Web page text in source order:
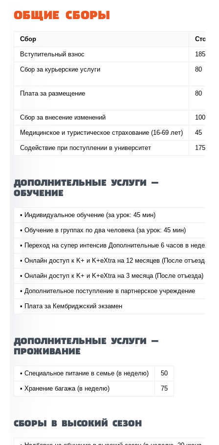
ОБЩИЕ СБОРЫ
Сбор
Вступительный взнос 185
Сбор за курьерские услуги 80
Плата за размещение 80
Сбор за внесение изменений 100
Медицинское и туристическое страхование (16-69 лет) 45
Содействие при поступлении в университет 175
ДОПОЛНИТЕЛЬНЫЕ УСЛУГИ —
ОБУЧЕНИЕ
• Индивидуальное обучение (за урок: 45 мин)
• Обучение в группах по два человека (за урок: 45 мин)
• Переход на супер интенсив Дополнительные 6 часов в неделю
• Онлайн доступ к K+ и K+eXtra на 12 месяцев (После отъезда)
• Онлайн доступ к K+ и K+eXtra на 3 месяца (После отъезда)
• Дополнительное поступление в партнерское учреждение
• Плата за Кембриджский экзамен
ДОПОЛНИТЕЛЬНЫЕ УСЛУГИ —
ПРОЖИВАНИЕ
• Специальное питание в семье (в неделю) 50
• Хранение багажа (в неделю) 75
СБОРЫ В ВЫСОКИЙ СЕЗОН